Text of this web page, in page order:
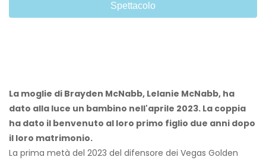
Spettacolo
La moglie di Brayden McNabb, Lelanie McNabb, ha
dato alla luce un bambino nell'aprile 2023. La coppia
ha dato il benvenuto al loro primo figlio due anni dopo
il loro matrimonio.
La prima metà del 2023 del difensore dei Vegas Golden